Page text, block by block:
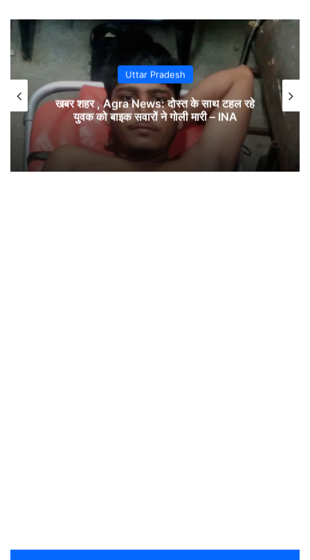
Uttar Pradesh
यूपी – यूपी: प्रदेश के इन हिस्सों में आज भारी बारिश की
चेतावनी, रविवार से घटना शुरू होगा बरसात का दायरा –
INA